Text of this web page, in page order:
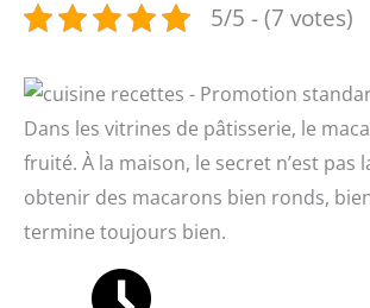
5/5 - (7 votes)
Dans les vitrines de pâtisserie, le
fruité. À la maison, le secret n’est
obtenir des macarons bien ronds,
termine toujours bien.